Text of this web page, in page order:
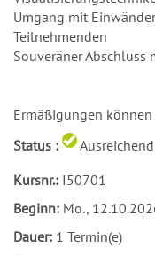
Umgang mit
Teilnehmenden
Souveräner Abschluss
Ermäßigungen
Status :
Kursnr.: I50701
Beginn: Mo.,
Dauer: 1 Termin(e)